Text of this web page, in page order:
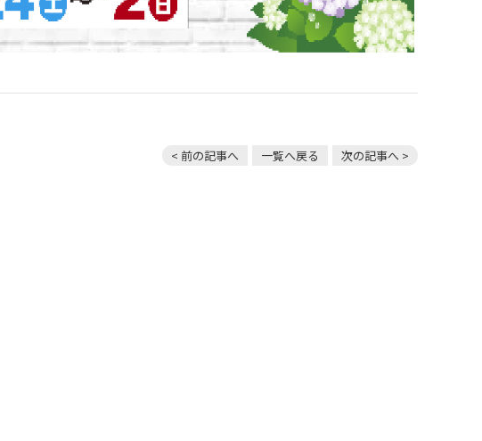
< 前の記事へ 一覧へ戻る 次の記事へ >